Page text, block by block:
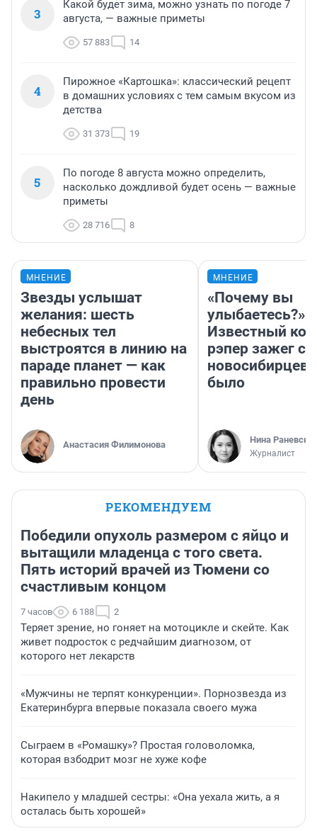
3
Какой будет зима, можно узнать по погоде 7
августа, — важные приметы
57 883 14
4
Пирожное «Картошка»: классический рецепт
в домашних условиях с тем самым вкусом из
детства
31 373 19
5
По погоде 8 августа можно определить,
насколько дождливой будет осень — важные
приметы
28 716 8
МНЕНИЕ
Звезды услышат
желания: шесть
небесных тел
выстроятся в линию на
параде планет — как
правильно провести
день
Анастасия Филимонова
МНЕНИЕ
«Почему вы
улыбаетесь?»
Известный
рэпер зажег с
новосибирцев:
было
Нина
Журналист
РЕКОМЕНДУЕМ
Победили опухоль размером с яйцо и
вытащили младенца с того света.
Пять историй врачей из Тюмени со
счастливым концом
7 часов 6 188 2
Теряет зрение, но гоняет на мотоцикле и скейте. Как
живет подросток с редчайшим диагнозом, от
которого нет лекарств
«Мужчины не терпят конкуренции». Порнозвезда из
Екатеринбурга впервые показала своего мужа
Сыграем в «Ромашку»? Простая головоломка,
которая взбодрит мозг не хуже кофе
Накипело у младшей сестры: «Она уехала жить, а я
осталась быть хорошей»